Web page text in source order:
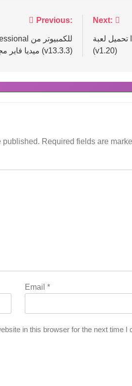
Previous:
ميديا فاير مجاناً (v13.3.3)
Next:
تحميل لعبة Island 359 للكمبيوتر من ميديا فاير مجاناً
(v1.20)
published. Required fields are
Email *
in this browser for the next time I